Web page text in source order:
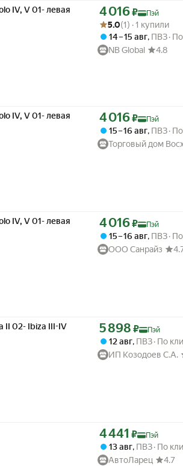
IV, V 01- левая
Цена с картой Яндекс
4 016₽
Пэй
Рейтинг товара: 5.0 из 5
Оценок: (1) · 1 купили
5.0(1) · 1 купили
14 – 15 авг, ПВЗ
NB Global
4.8
IV, V 01- левая
Цена с картой Яндекс
4 016₽ Пэй
15 – 16 авг, ПВЗ
Торговый дом
IV, V 01- левая
Цена с картой Яндекс
4 016₽ Пэй
15 – 16 авг, ПВЗ
ООО Санрайз
II 02- Ibiza III-IV
Цена с картой Яндекс
5 898 ₽ Пэй
12 авг, ПВЗ По
ИП Козодоев С.А.
Цена с картой Яндекс
4 441 ₽ Пэй
13 авг, ПВЗ По
АвтоЛарец
4.7